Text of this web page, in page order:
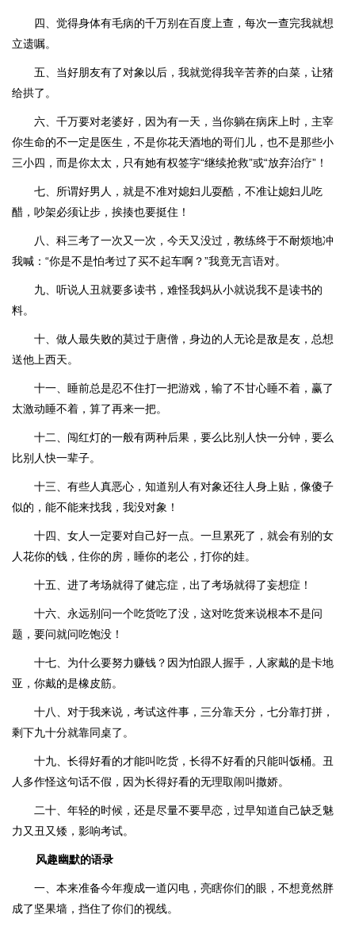
四、觉得身体有毛病的千万别在百度上查，每次一查完我就想
立遗嘱。
五、当好朋友有了对象以后，我就觉得我辛苦养的白菜，让猪
给拱了。
六、千万要对老婆好，因为有一天，当你躺在病床上时，主宰
你生命的不一定是医生，不是你花天酒地的哥们儿，也不是那些小
三小四，而是你太太，只有她有权签字“继续抢救”或“放弃治疗”！
七、所谓好男人，就是不准对媳妇儿耍酷，不准让媳妇儿吃
醋，吵架必须让步，挨揍也要挺住！
八、科三考了一次又一次，今天又没过，教练终于不耐烦地冲
我喊：“你是不是怕考过了买不起车啊？”我竟无言语对。
九、听说人丑就要多读书，难怪我妈从小就说我不是读书的
料。
十、做人最失败的莫过于唐僧，身边的人无论是敌是友，总想
送他上西天。
十一、睡前总是忍不住打一把游戏，输了不甘心睡不着，赢了
太激动睡不着，算了再来一把。
十二、闯红灯的一般有两种后果，要么比别人快一分钟，要么
比别人快一辈子。
十三、有些人真恶心，知道别人有对象还往人身上贴，像傻子
似的，能不能来找我，我没对象！
十四、女人一定要对自己好一点。一旦累死了，就会有别的女
人花你的钱，住你的房，睡你的老公，打你的娃。
十五、进了考场就得了健忘症，出了考场就得了妄想症！
十六、永远别问一个吃货吃了没，这对吃货来说根本不是问
题，要问就问吃饱没！
十七、为什么要努力赚钱？因为怕跟人握手，人家戴的是卡地
亚，你戴的是橡皮筋。
十八、对于我来说，考试这件事，三分靠天分，七分靠打拼，
剩下九十分就靠同桌了。
十九、长得好看的才能叫吃货，长得不好看的只能叫饭桶。丑
人多作怪这句话不假，因为长得好看的无理取闹叫撒娇。
二十、年轻的时候，还是尽量不要早恋，过早知道自己缺乏魅
力又丑又矮，影响考试。
风趣幽默的语录
一、本来准备今年瘦成一道闪电，亮瞎你们的眼，不想竟然胖
成了坚果墙，挡住了你们的视线。